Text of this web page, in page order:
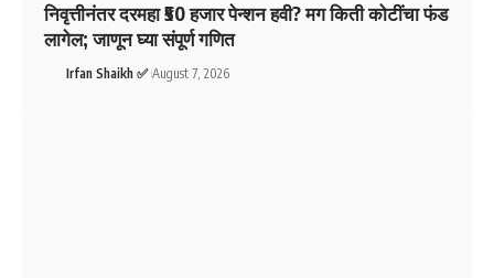
निवृत्तीनंतर दरमहा ₹50 हजार पेन्शन हवी? मग किती कोटींचा फंड
लागेल; जाणून घ्या संपूर्ण गणित
Irfan Shaikh ✅ August 7, 2026